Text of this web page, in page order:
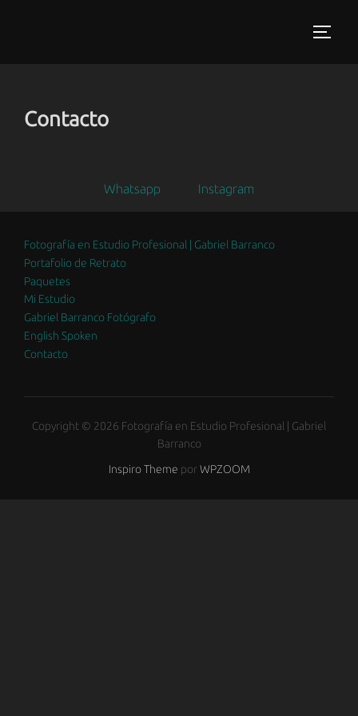
Contacto
Whatsapp Instagram
Fotografía en Estudio Profesional | Gabriel Barranco
Portafolio de Retrato
Paquetes
Mi Estudio
Gabriel Barranco Fotógrafo
English Spoken
Contacto
Copyright © 2026 Fotografía en Estudio Profesional | Gabriel
Barranco
Inspiro Theme por WPZOOM